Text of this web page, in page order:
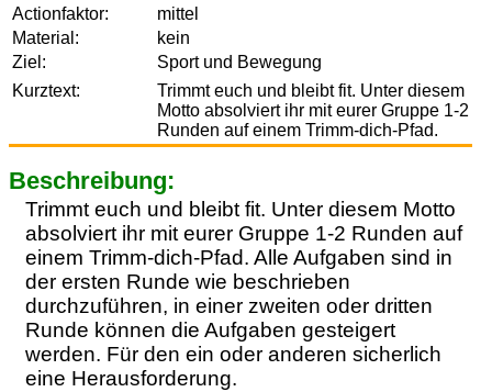
Actionfaktor:
mittel
Material:
kein
Ziel:
Sport und Bewegung
Kurztext:
Trimmt euch und bleibt fit. Unter diesem
Motto absolviert ihr mit eurer Gruppe 1-2
Runden auf einem Trimm-dich-Pfad.
Beschreibung:
Trimmt euch und bleibt fit. Unter diesem Motto
absolviert ihr mit eurer Gruppe 1-2 Runden auf
einem Trimm-dich-Pfad. Alle Aufgaben sind in
der ersten Runde wie beschrieben
durchzuführen, in einer zweiten oder dritten
Runde können die Aufgaben gesteigert
werden. Für den ein oder anderen sicherlich
eine Herausforderung.